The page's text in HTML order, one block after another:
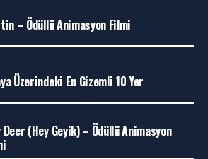
– Ödüllü Animasyon Filmi
Üzerindeki En Gizemli 10 Yer
Deer (Hey Geyik) – Ödüllü Animasyon